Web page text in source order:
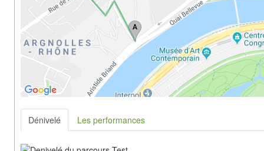
Dénivelé Les performances